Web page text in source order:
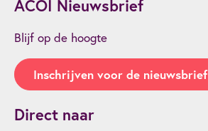
ACOI Nieuwsbrief
Blijf op de hoogte
Inschrijven voor de nieuwsbrief
Direct naar